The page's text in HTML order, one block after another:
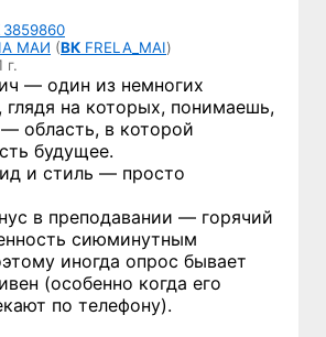
3859860
МАИ (ВК FRELA_MAI)
г.
— один из немногих
глядя на которых, понимаешь,
область, в которой
будущее.
и стиль — просто
в преподавании — горячий
сиюминутным
иногда опрос бывает
(особенно когда его
по телефону).